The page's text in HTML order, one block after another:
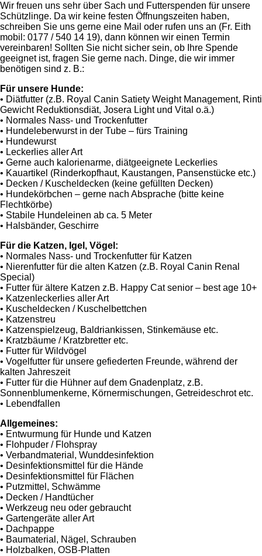
Wir freuen uns sehr über Sach und Futterspenden für unsere
Schützlinge. Da wir keine festen Öffnungszeiten haben,
schreiben Sie uns gerne eine Mail oder rufen uns an (Fr. Eith
mobil: 0177 / 540 14 19), dann können wir einen Termin
vereinbaren! Sollten Sie nicht sicher sein, ob Ihre Spende
geeignet ist, fragen Sie gerne nach. Dinge, die wir immer
benötigen sind z. B.:
Für unsere Hunde:
• Diätfutter (z.B. Royal Canin Satiety Weight Management, Rinti
Gewicht Reduktionsdiät, Josera Light und Vital o.ä.)
• Normales Nass- und Trockenfutter
• Hundeleberwurst in der Tube – fürs Training
• Hundewurst
• Leckerlies aller Art
• Gerne auch kalorienarme, diätgeeignete Leckerlies
• Kauartikel (Rinderkopfhaut, Kaustangen, Pansenstücke etc.)
• Decken / Kuscheldecken (keine gefüllten Decken)
• Hundekörbchen – gerne nach Absprache (bitte keine
Flechtkörbe)
• Stabile Hundeleinen ab ca. 5 Meter
• Halsbänder, Geschirre
Für die Katzen, Igel, Vögel:
• Normales Nass- und Trockenfutter für Katzen
• Nierenfutter für die alten Katzen (z.B. Royal Canin Renal
Special)
• Futter für ältere Katzen z.B. Happy Cat senior – best age 10+
• Katzenleckerlies aller Art
• Kuscheldecken / Kuschelbettchen
• Katzenstreu
• Katzenspielzeug, Baldriankissen, Stinkemäuse etc.
• Kratzbäume / Kratzbretter etc.
• Futter für Wildvögel
• Vogelfutter für unsere gefiederten Freunde, während der
kalten Jahreszeit
• Futter für die Hühner auf dem Gnadenplatz, z.B.
Sonnenblumenkerne, Körnermischungen, Getreideschrot etc.
• Lebendfallen
Allgemeines:
• Entwurmung für Hunde und Katzen
• Flohpuder / Flohspray
• Verbandmaterial, Wunddesinfektion
• Desinfektionsmittel für die Hände
• Desinfektionsmittel für Flächen
• Putzmittel, Schwämme
• Decken / Handtücher
• Werkzeug neu oder gebraucht
• Gartengeräte aller Art
• Dachpappe
• Baumaterial, Nägel, Schrauben
• Holzbalken, OSB-Platten